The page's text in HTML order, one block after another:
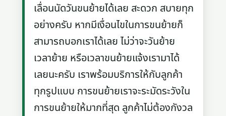
เลื่อนนัดวันขนย้ายได้เลย สะดวก สบายทุก
อย่างครับ หากมีเงื่อนไขในการขนย้ายก็
สามารถบอกเราได้เลย ไม่ว่าจะวันย้าย
เวลาย้าย หรือเวลาขนย้ายแจ้งเรามาได้
เลยนะครับ เราพร้อมบริการให้กับลูกค้า
ทุกรูปแบบ การขนย้ายเราจะระมัดระวังใน
การขนย้ายให้มากที่สุด ลูกค้าไม่ต้องกังวล